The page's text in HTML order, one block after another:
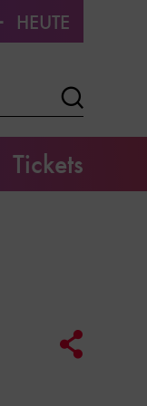
HEUTE
Tickets